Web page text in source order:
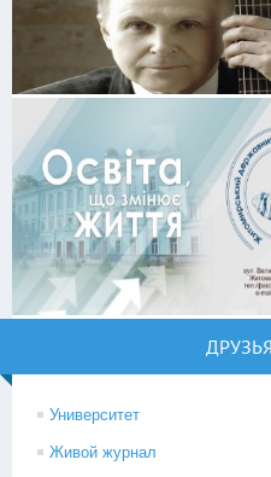
Университет
Живой журнал